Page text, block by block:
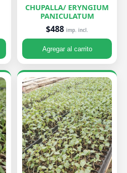
CHUPALLA/ ERYNGIUM
PANICULATUM
$488 imp. incl.
Agregar al carrito